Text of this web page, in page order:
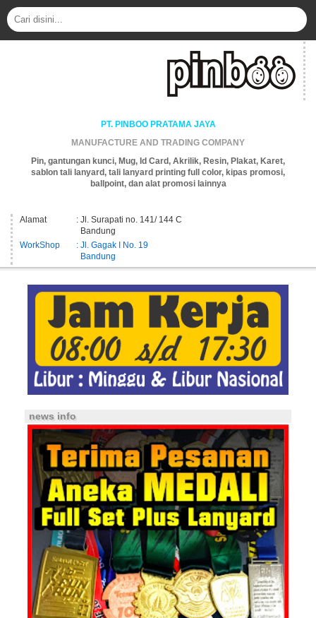
PT. PINBOO PRATAMA JAYA
MANUFACTURE AND TRADING COMPANY
Pin, gantungan kunci, Mug, Id Card, Akrilik, Resin, Plakat, Karet,
sablon tali lanyard, tali lanyard printing full color, kipas promosi,
ballpoint, dan alat promosi lainnya
Alamat
: Jl. Surapati no. 141/ 144 C
Bandung
WorkShop
: Jl. Gagak I No. 19
Bandung
news info